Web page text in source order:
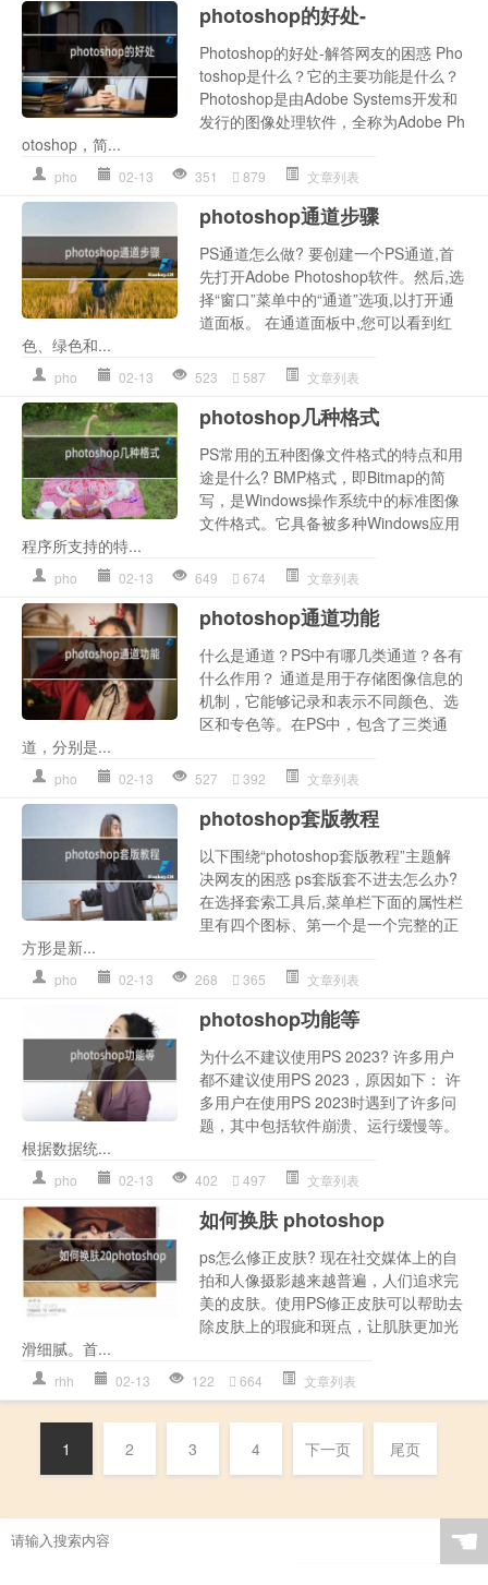
photoshop的好处-
Photoshop的好处-解答网友的困惑 Pho
toshop是什么？它的主要功能是什么？
Photoshop是由Adobe Systems开发和
发行的图像处理软件，全称为Adobe Ph
otoshop，简...
pho 02-13 351 879 文章列表
photoshop通道步骤
PS通道怎么做? 要创建一个PS通道,首
先打开Adobe Photoshop软件。然后,选
择“窗口”菜单中的“通道”选项,以打开通
道面板。 在通道面板中,您可以看到红
色、绿色和...
pho 02-13 523 587 文章列表
photoshop几种格式
PS常用的五种图像文件格式的特点和用
途是什么? BMP格式，即Bitmap的简
写，是Windows操作系统中的标准图像
文件格式。它具备被多种Windows应用
程序所支持的特...
pho 02-13 649 674 文章列表
photoshop通道功能
什么是通道？PS中有哪几类通道？各有
什么作用？ 通道是用于存储图像信息的
机制，它能够记录和表示不同颜色、选
区和专色等。在PS中，包含了三类通
道，分别是...
pho 02-13 527 392 文章列表
photoshop套版教程
以下围绕“photoshop套版教程”主题解
决网友的困惑 ps套版套不进去怎么办?
在选择套索工具后,菜单栏下面的属性栏
里有四个图标、第一个是一个完整的正
方形是新...
pho 02-13 268 365 文章列表
photoshop功能等
为什么不建议使用PS 2023? 许多用户
都不建议使用PS 2023，原因如下： 许
多用户在使用PS 2023时遇到了许多问
题，其中包括软件崩溃、运行缓慢等。
根据数据统...
pho 02-13 402 497 文章列表
如何换肤 photoshop
ps怎么修正皮肤? 现在社交媒体上的自
拍和人像摄影越来越普遍，人们追求完
美的皮肤。使用PS修正皮肤可以帮助去
除皮肤上的瑕疵和斑点，让肌肤更加光
滑细腻。首...
rhh 02-13 122 664 文章列表
1 2 3 4 下一页 尾页
☚